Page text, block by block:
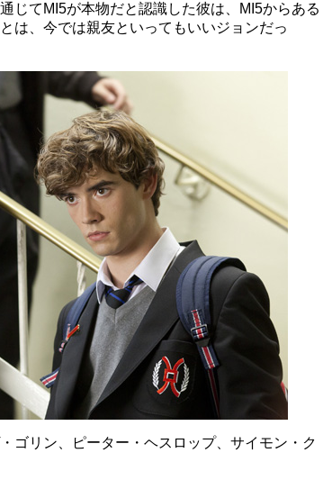
じてMI5が本物だと認識した彼は、MI5からある
は、今では親友といってもいいジョンだっ
ゴリン、ピーター・ヘスロップ、サイモン・ク